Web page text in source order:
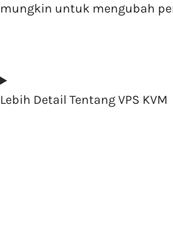
mungkin untuk mengubah
Lebih Detail Tentang VPS KVM